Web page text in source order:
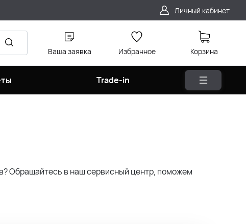
Личный кабинет
Ваша заявка Избранное Корзина
Trade-in
Обращайтесь в наш сервисный центр, поможем